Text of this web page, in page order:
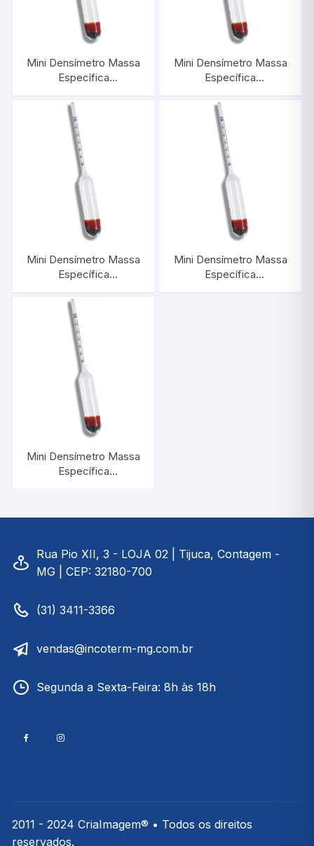
Mini Densímetro Massa
Específica
INCOTERM 5626
Mini Densímetro Massa
Específica
INCOTERM 5628
Mini Densímetro Massa
Específica
INCOTERM 5636
Mini Densímetro Massa
Específica
Mini Densímetro Massa
Específica
Rua Pio XII, 3 - LOJA 02 | Tijuca, Contagem -
MG | CEP: 32180-700
(31) 3411-3366
vendas@incoterm-mg.com.br
Segunda a Sexta-Feira: 8h às 18h
2011 - 2024 CriaImagem® • Todos os direitos
reservados.